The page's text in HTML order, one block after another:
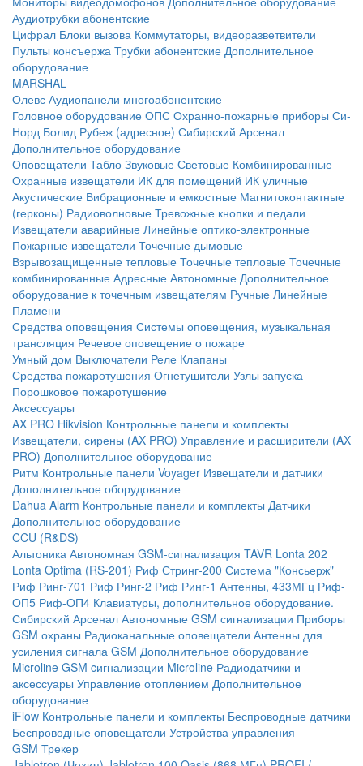
Аудиотрубки абонентские
Цифрал Блоки вызова Коммутаторы, видеоразветвители
Пульты консъержа Трубки абонентские Дополнительное
оборудование
MARSHAL
Олевс Аудиопанели многоабонентские
Головное оборудование ОПС Охранно-пожарные приборы Си-
Норд Болид Рубеж (адресное) Сибирский Арсенал
Дополнительное оборудование
Оповещатели Табло Звуковые Световые Комбинированные
Охранные извещатели ИК для помещений ИК уличные
Акустические Вибрационные и емкостные Магнитоконтактные
(герконы) Радиоволновые Тревожные кнопки и педали
Извещатели аварийные Линейные оптико-электронные
Пожарные извещатели Точечные дымовые
Взрывозащищенные тепловые Точечные тепловые Точечные
комбинированные Адресные Автономные Дополнительное
оборудование к точечным извещателям Ручные Линейные
Пламени
Средства оповещения Системы оповещения, музыкальная
трансляция Речевое оповещение о пожаре
Умный дом Выключатели Реле Клапаны
Средства пожаротушения Огнетушители Узлы запуска
Порошковое пожаротушение
Аксессуары
AX PRO Hikvision Контрольные панели и комплекты
Извещатели, сирены (AX PRO) Управление и расширители (AX
PRO) Дополнительное оборудование
Ритм Контрольные панели Voyager Извещатели и датчики
Дополнительное оборудование
Dahua Alarm Контрольные панели и комплекты Датчики
Дополнительное оборудование
CCU (R&DS)
Альтоника Автономная GSM-сигнализация TAVR Lonta 202
Lonta Optima (RS-201) Риф Стринг-200 Система "Консьерж"
Риф Ринг-701 Риф Ринг-2 Риф Ринг-1 Антенны, 433МГц Риф-
ОП5 Риф-ОП4 Клавиатуры, дополнительное оборудование.
Сибирский Арсенал Автономные GSM сигнализации Приборы
GSM охраны Радиоканальные оповещатели Антенны для
усиления сигнала GSM Дополнительное оборудование
Microline GSM cигнализации Microline Радиодатчики и
аксессуары Управление отоплением Дополнительное
оборудование
iFlow Контрольные панели и комплекты Беспроводные датчики
Беспроводные оповещатели Устройства управления
GSM Трекер